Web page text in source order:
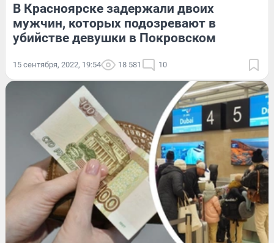
В Красноярске задержали двоих
мужчин, которых подозревают в
убийстве девушки в Покровском
15 сентября, 2022, 19:54 18 581 10